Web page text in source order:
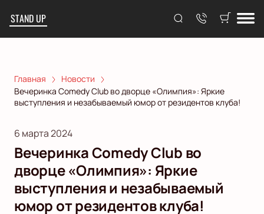
STAND UP
Главная
Новости
Вечеринка Comedy Club во дворце «Олимпия»: Яркие
выступления и незабываемый юмор от резидентов клуба!
6 марта 2024
Вечеринка Comedy Club во
дворце «Олимпия»: Яркие
выступления и незабываемый
юмор от резидентов клуба!